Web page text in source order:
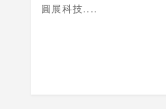
圓展科技....